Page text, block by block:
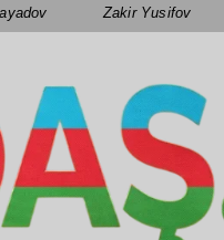
Zakir Yusifov